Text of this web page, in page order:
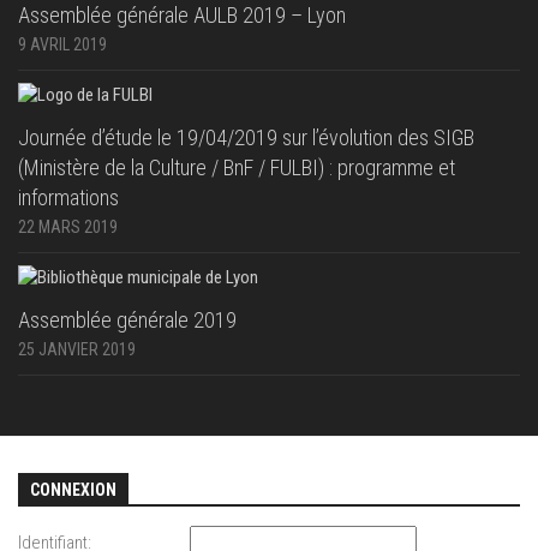
Assemblée générale AULB 2019 – Lyon
9 AVRIL 2019
Journée d’étude le 19/04/2019 sur l’évolution des SIGB
(Ministère de la Culture / BnF / FULBI) : programme et
informations
22 MARS 2019
Assemblée générale 2019
25 JANVIER 2019
CONNEXION
Identifiant: